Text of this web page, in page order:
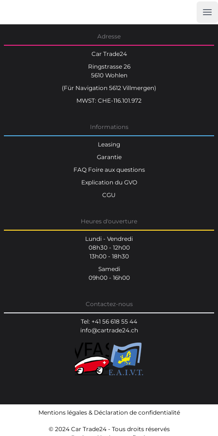
Adresse
Car Trade24
Ringstrasse 26
5610 Wohlen
(Für Navigation 5612 Villmergen)
MWST: CHE-116.101.972
Informations
Leasing
Garantie
FAQ Foire aux questions
Explication du GVO
CGU
Heures d'ouverture
Lundi - Vendredi
08h30 - 12h00
13h00 - 18h30
Samedi
09h00 - 16h00
Contactez-nous
Tel: +41 56 618 55 44
info@cartrade24.ch
Mentions légales& Déclaration de confidentialité
© 2024 Car Trade24 - Tous droits réservés